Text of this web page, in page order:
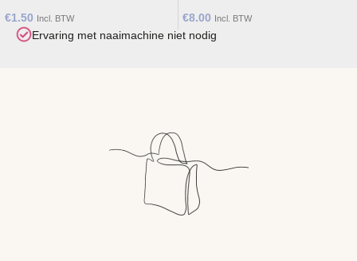
€1.50 Incl. BTW €8.00 Incl. BTW
Ervaring met naaimachine niet nodig